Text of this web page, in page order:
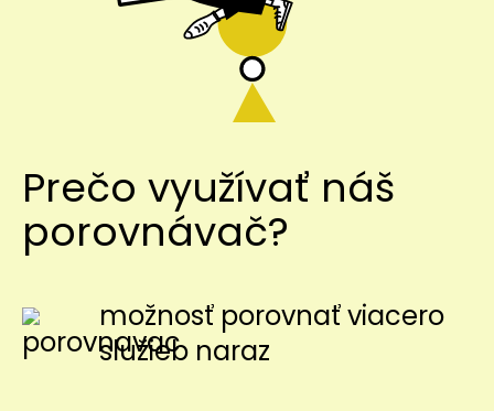
Prečo využívať náš
porovnávač?
možnosť porovnať viacero
služieb naraz